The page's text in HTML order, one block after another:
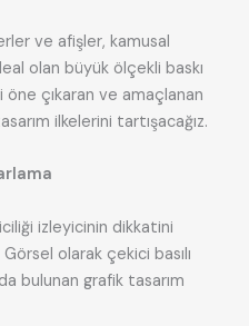
ve afişler, kamusal
olan büyük ölçekli baskı
çıkaran ve amaçlanan
ilkelerini tartışacağız.
izleyicinin dikkatini
olarak çekici basılı
bulunan grafik tasarım